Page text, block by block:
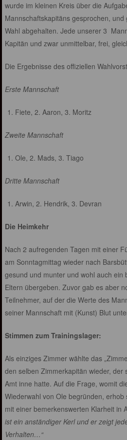
wurde im kleinen Kreis über die
Mannschaftskapitäns gesprochen,
Wahl abgehalten. Jede unserer 3
Kapitän und zwar unmittelbar, frei,
Die Ergebnisse des offiziellen
Erste Mannschaft
Fiete, 2. Aaron, 3. Moritz
Zweite Mannschaft
Ole, 2. Mads, 3. Tiago
Dritte Mannschaft
Arwin, 2. Hendrik, 3. Devran
Die Heimkehr
Nach 2 aufregenden Tagen mit einer
am Sonntagmittag wieder nach
gesund und munter und wohl auch ein
Eltern übergeben. Zuvor gab es aber
Teilnehmer, auf der die Werte des
seiner Mannschaft mit (Kunst) Blut
Stimmen zum Trainingslager:
Als einziges Zimmer wählte das
den selben Zimmerkapitän wieder, der
Amt inne hatte. Auf die Frage, womit
Wiederwahl von Ole begründen,
mit einer bemerkenswerten Klarheit in
ist ein anständiger Kerl und er zeigt
Verhalten…“